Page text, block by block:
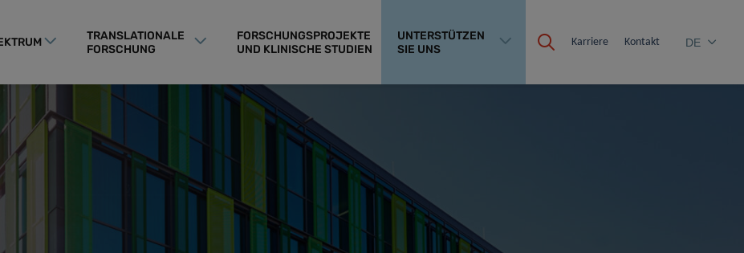
TRANSLATIONALE
FORSCHUNG
FORSCHUNGSPROJEKTE
UND KLINISCHE STUDIEN
UNTERSTÜTZEN
SIE UNS
Karriere Kontakt DE